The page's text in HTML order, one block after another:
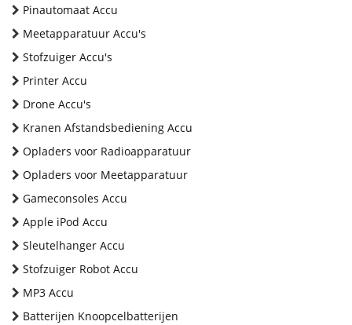
Pinautomaat Accu
Meetapparatuur Accu's
Stofzuiger Accu's
Printer Accu
Drone Accu's
Kranen Afstandsbediening Accu
Opladers voor Radioapparatuur
Opladers voor Meetapparatuur
Gameconsoles Accu
Apple iPod Accu
Sleutelhanger Accu
Stofzuiger Robot Accu
MP3 Accu
Batterijen Knoopcelbatterijen